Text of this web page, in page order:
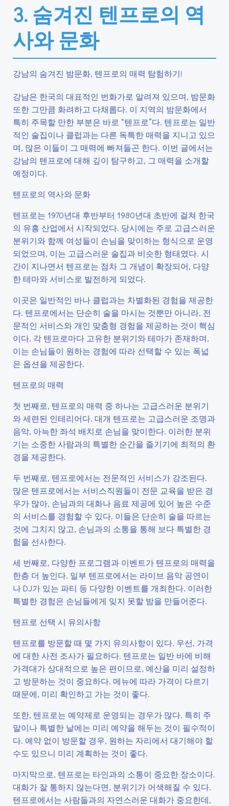
3. 숨겨진 텐프로의 역
사와 문화
강남의 숨겨진 밤문화, 텐프로의 매력 탐험하기!
강남은 한국의 대표적인 번화가로 알려져 있으며, 밤문화
또한 그만큼 화려하고 다채롭다. 이 지역의 밤문화에서
특히 주목할 만한 부분은 바로 “텐프로”다. 텐프로는 일반
적인 술집이나 클럽과는 다른 독특한 매력을 지니고 있으
며, 많은 이들이 그 매력에 빠져들곤 한다. 이번 글에서는
강남의 텐프로에 대해 깊이 탐구하고, 그 매력을 소개할
예정이다.
텐프로의 역사와 문화
텐프로는 1970년대 후반부터 1980년대 초반에 걸쳐 한국
의 유흥 산업에서 시작되었다. 당시에는 주로 고급스러운
분위기와 함께 여성들이 손님을 맞이하는 형식으로 운영
되었으며, 이는 고급스러운 술집과 비슷한 형태였다. 시
간이 지나면서 텐프로는 점차 그 개념이 확장되어, 다양
한 테마와 서비스로 발전하게 되었다.
이곳은 일반적인 바나 클럽과는 차별화된 경험을 제공한
다. 텐프로에서는 단순히 술을 마시는 것뿐만 아니라, 전
문적인 서비스와 개인 맞춤형 경험을 제공하는 것이 핵심
이다. 각 텐프로마다 고유한 분위기와 테마가 존재하며,
이는 손님들이 원하는 경험에 따라 선택할 수 있는 폭넓
은 옵션을 제공한다.
텐프로의 매력
첫 번째로, 텐프로의 매력 중 하나는 고급스러운 분위기
와 세련된 인테리어다. 대개 텐프로는 고급스러운 조명과
음악, 아늑한 좌석 배치로 손님을 맞이한다. 이러한 분위
기는 소중한 사람과의 특별한 순간을 즐기기에 최적의 환
경을 제공한다.
두 번째로, 텐프로에서는 전문적인 서비스가 강조된다.
많은 텐프로에서는 서비스직원들이 전문 교육을 받은 경
우가 많아, 손님과의 대화나 음료 제공에 있어 높은 수준
의 서비스를 경험할 수 있다. 이들은 단순히 술을 따르는
것에 그치지 않고, 손님과의 소통을 통해 보다 특별한 경
험을 선사한다.
세 번째로, 다양한 프로그램과 이벤트가 텐프로의 매력을
한층 더 높인다. 일부 텐프로에서는 라이브 음악 공연이
나 DJ가 있는 파티 등 다양한 이벤트를 개최한다. 이러한
특별한 경험은 손님들에게 잊지 못할 밤을 만들어준다.
텐프로 선택 시 유의사항
텐프로를 방문할 때 몇 가지 유의사항이 있다. 우선, 가격
에 대한 사전 조사가 필요하다. 텐프로는 일반 바에 비해
가격대가 상대적으로 높은 편이므로, 예산을 미리 설정하
고 방문하는 것이 중요하다. 메뉴에 따라 가격이 다르기
때문에, 미리 확인하고 가는 것이 좋다.
또한, 텐프로는 예약제로 운영되는 경우가 많다. 특히 주
말이나 특별한 날에는 미리 예약을 해두는 것이 필수적이
다. 예약 없이 방문할 경우, 원하는 자리에서 대기해야 할
수도 있으니 미리 계획하는 것이 좋다.
마지막으로, 텐프로는 타인과의 소통이 중요한 장소이다.
대화가 잘 통하지 않는다면, 분위기가 어색해질 수 있다.
텐프로에서는 사람들과의 자연스러운 대화가 중요한데,